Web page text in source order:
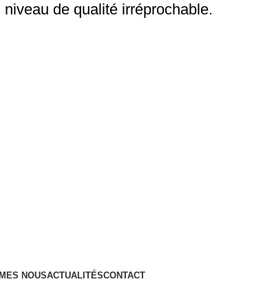
de qualité irréprochable.
NOUSACTUALITÉSCONTACT